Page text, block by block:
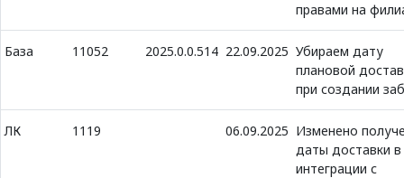
правами на
База 11052 2025.0.0.514 22.09.2025 Убираем дату
плановой
при создании
ЛК 1119 06.09.2025 Изменено
даты доставки в
интеграции с